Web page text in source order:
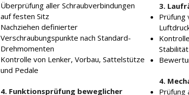
Überprüfung aller Schraubverbindungen
auf festen Sitz
Nachziehen definierter
Verschraubungspunkte nach Standard-
Drehmomenten
Kontrolle von Lenker, Vorbau, Sattelstütze
und Pedale
4. Funktionsprüfung beweglicher
3.
Prüfung
Stabilität
4.
Prüfung